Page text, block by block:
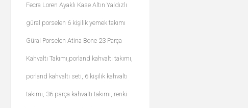
Fecra Loren Ayaklı Kase Altın Yaldızlı
güral porselen 6 kişilik yemek takımı
Güral Porselen Atina Bone 23 Parça
Kahvaltı Takımı,porland kahvaltı takımı,
porland kahvaltı seti, 6 kişilik kahvaltı
takımı, 36 parça kahvaltı takımı, renki